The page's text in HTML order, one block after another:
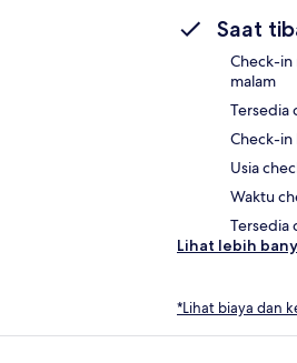
Saat
Check-in
malam
Tersedia
Check-
Usia
Waktu
Tersedia
Lihat lebih
*Lihat biaya dan